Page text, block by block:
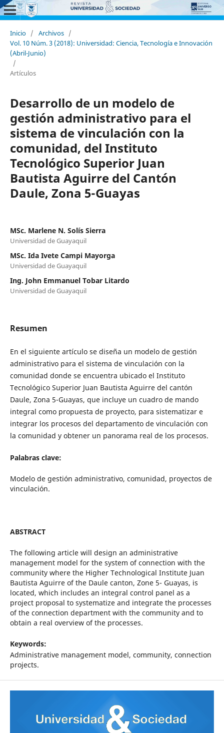
Inicio / Archivos /
Vol. 10 Núm. 3 (2018): Universidad: Ciencia, Tecnología e Innovación
(Abril-Junio)
/
Artículos
Desarrollo de un modelo de
gestión administrativo para el
sistema de vinculación con la
comunidad, del Instituto
Tecnológico Superior Juan
Bautista Aguirre del Cantón
Daule, Zona 5-Guayas
MSc. Marlene N. Solís Sierra
Universidad de Guayaquil
MSc. Ida Ivete Campi Mayorga
Universidad de Guayaquil
Ing. John Emmanuel Tobar Litardo
Universidad de Guayaquil
Resumen
En el siguiente artículo se diseña un modelo de gestión
administrativo para el sistema de vinculación con la
comunidad donde se encuentra ubicado el Instituto
Tecnológico Superior Juan Bautista Aguirre del cantón
Daule, Zona 5-Guayas, que incluye un cuadro de mando
integral como propuesta de proyecto, para sistematizar e
integrar los procesos del departamento de vinculación con
la comunidad y obtener un panorama real de los procesos.
Palabras clave:
Modelo de gestión administrativo, comunidad, proyectos de
vinculación.
ABSTRACT
The following article will design an administrative
management model for the system of connection with the
community where the Higher Technological Institute Juan
Bautista Aguirre of the Daule canton, Zone 5- Guayas, is
located, which includes an integral control panel as a
project proposal to systematize and integrate the processes
of the connection department with the community and to
obtain a real overview of the processes.
Keywords:
Administrative management model, community, connection
projects.